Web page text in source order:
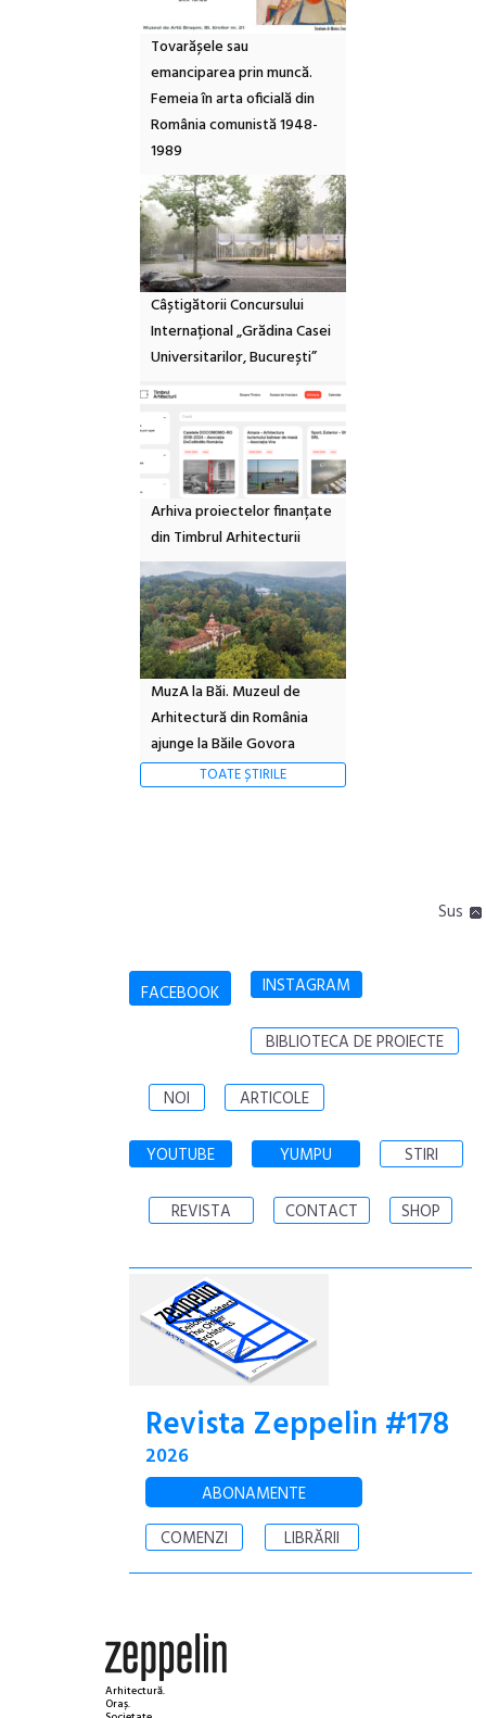
Tovarășele sau
emanciparea prin muncă.
Femeia în arta oficială din
România comunistă 1948-
1989
Câștigătorii Concursului
Internațional „Grădina Casei
Universitarilor, București”
Arhiva proiectelor finanțate
din Timbrul Arhitecturii
MuzA la Băi. Muzeul de
Arhitectură din România
ajunge la Băile Govora
TOATE ȘTIRILE
Sus
FACEBOOK INSTAGRAM
BIBLIOTECA DE PROIECTE
NOI ARTICOLE
YOUTUBE YUMPU STIRI
REVISTA CONTACT SHOP
Revista Zeppelin #178
2026
ABONAMENTE
COMENZI
LIBRĂRII
Arhitectură.
Oraș.